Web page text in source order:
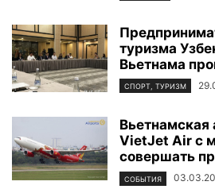
туризма
Вьетнама
СПОРТ, ТУРИЗМ
Вьетнамская
VietJet Air с
совершать
СОБЫТИЯ